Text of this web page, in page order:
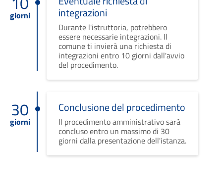
giorni integrazioni
Durante l'istruttoria, potrebbero
essere necessarie integrazioni. Il
comune ti invierà una richiesta di
integrazioni entro 10 giorni dall'avvio
del procedimento.
30
giorni
Conclusione del procedimento
Il procedimento amministrativo sarà
concluso entro un massimo di 30
giorni dalla presentazione dell'istanza.